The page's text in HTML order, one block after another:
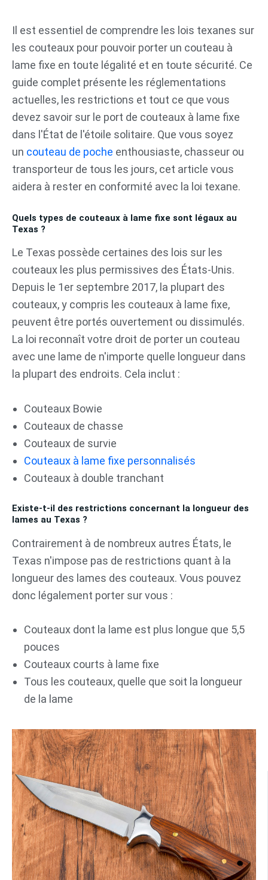
contenu
Il est essentiel de comprendre les lois texanes sur
les couteaux pour pouvoir porter un couteau à
lame fixe en toute légalité et en toute sécurité. Ce
guide complet présente les réglementations
actuelles, les restrictions et tout ce que vous
devez savoir sur le port de couteaux à lame fixe
dans l'État de l'étoile solitaire. Que vous soyez
un couteau de poche enthousiaste, chasseur ou
transporteur de tous les jours, cet article vous
aidera à rester en conformité avec la loi texane.
Quels types de couteaux à lame fixe sont légaux au
Texas ?
Le Texas possède certaines des lois sur les
couteaux les plus permissives des États-Unis.
Depuis le 1er septembre 2017, la plupart des
couteaux, y compris les couteaux à lame fixe,
peuvent être portés ouvertement ou dissimulés.
La loi reconnaît votre droit de porter un couteau
avec une lame de n'importe quelle longueur dans
la plupart des endroits. Cela inclut :
Couteaux Bowie
Couteaux de chasse
Couteaux de survie
Couteaux à lame fixe personnalisés
Couteaux à double tranchant
Existe-t-il des restrictions concernant la longueur des
lames au Texas ?
Contrairement à de nombreux autres États, le
Texas n'impose pas de restrictions quant à la
longueur des lames des couteaux. Vous pouvez
donc légalement porter sur vous :
Couteaux dont la lame est plus longue que 5,5
pouces
Couteaux courts à lame fixe
Tous les couteaux, quelle que soit la longueur
de la lame